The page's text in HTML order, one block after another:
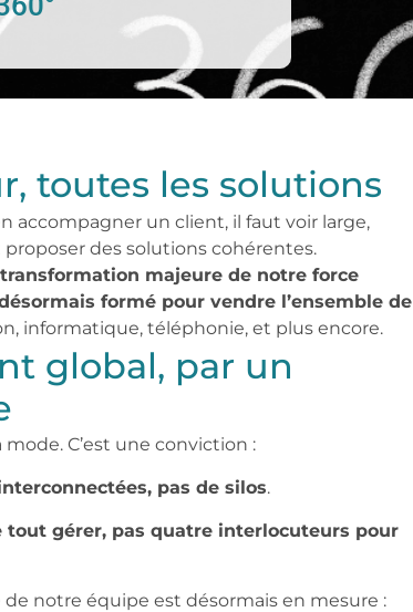
toutes les solutions
accompagner un client, il faut voir large,
des solutions cohérentes.
majeure de notre force
formé pour vendre l’ensemble de
informatique, téléphonie, et plus encore.
global, par un
mode. C’est une conviction :
pas de silos.
gérer, pas quatre interlocuteurs pour
notre équipe est désormais en mesure :